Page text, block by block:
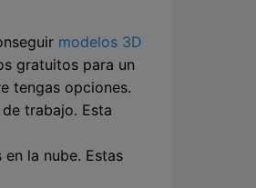
modelos 3D
gratuitos para un
tengas opciones.
trabajo. Esta
la nube. Estas